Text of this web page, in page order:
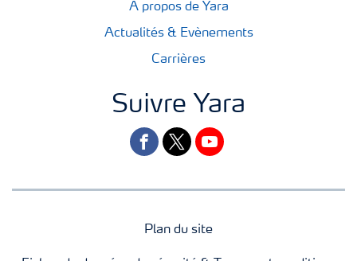
A propos de Yara
Actualités & Evènements
Carrières
Suivre Yara
facebooktwitteryoutube
Plan du site